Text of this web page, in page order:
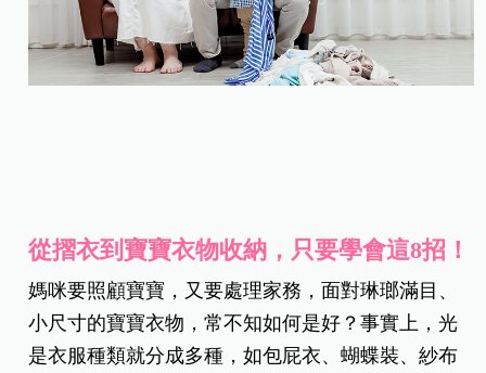
從摺衣到寶寶衣物收納，只要學會這8招！
媽咪要照顧寶寶，又要處理家務，面對琳瑯滿目、
小尺寸的寶寶衣物，常不知如何是好？事實上，光
是衣服種類就分成多種，如包屁衣、蝴蝶裝、紗布